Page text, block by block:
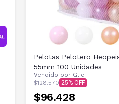
Pelotas Pelotero
55mm 100 Unidades
Vendido por Glic
$128.570 25
$96.428